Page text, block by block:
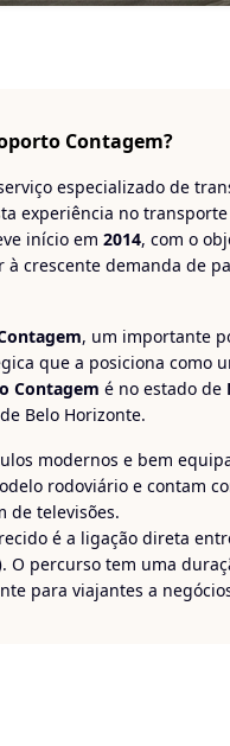
Contagem?
especializado de
experiência no
início em 2014, com o
crescente demanda de
, um importante
que a posiciona como
Contagem é no estado de
Belo Horizonte.
modernos e bem
rodoviário e contam
de televisões.
é a ligação direta
. O percurso tem uma
para viajantes a